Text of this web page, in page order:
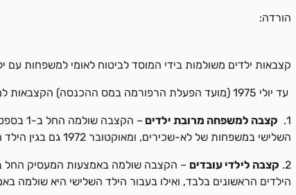
הורדה:
קצבאות ילדים משולמות בידי המוסד לביטוח לאומי למשפחות עם
עד יולי 1975 (מועד הפעלת הרפורמה במס ההכנסה) הקצבאות למשפחה כללו:
1. קצבה למשפחה מרובת ילדים
השלישי במשפחות של לא-שכירים, ומאוקטובר 1972 גם בגין הילד השלישי של משפחות השכירים.
2. קצבה לילדי עובדים
הילדים הראשונים בלבד, ואילו בעבור הילד השלישי היא